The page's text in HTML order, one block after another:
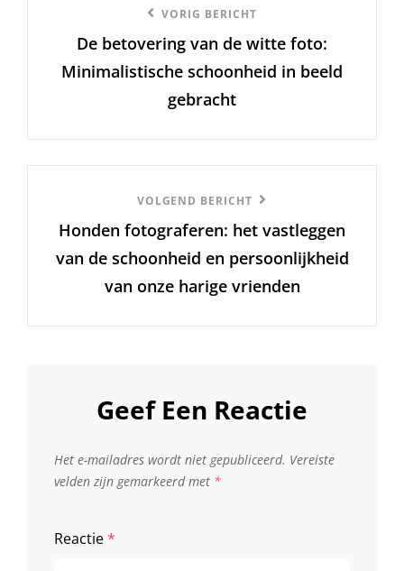
bericht
VORIG BERICHT
De betovering van de witte foto:
Minimalistische schoonheid in beeld
gebracht
Bericht
VOLGEND BERICHT
Honden fotograferen: het vastleggen
van de schoonheid en persoonlijkheid
van onze harige vrienden
Geef Een Reactie
Het e-mailadres wordt niet gepubliceerd. Vereiste
velden zijn gemarkeerd met *
Reactie*